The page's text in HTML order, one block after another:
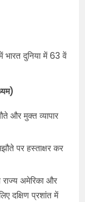
दुनिया में 63 वें
और मुक्त व्यापार
पर हस्ताक्षर कर
अमेरिका और
दक्षिण प्रशांत में